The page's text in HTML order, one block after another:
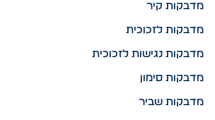
מדבקות קיר
מדבקות לזכוכית
מדבקות נגישות לזכוכית
מדבקות סימון
מדבקות שביר